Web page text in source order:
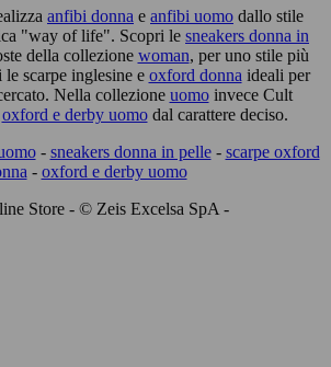
anfibi donna e anfibi uomo dallo stile
"way of life". Scopri le sneakers donna in
della collezione woman, per uno stile più
scarpe inglesine e oxford donna ideali per
Nella collezione uomoinvece Cult
oxford e derby uomodal carattere deciso.
- sneakers donna in pelle- scarpe oxford
- oxford e derby uomo
Store - © Zeis Excelsa SpA -